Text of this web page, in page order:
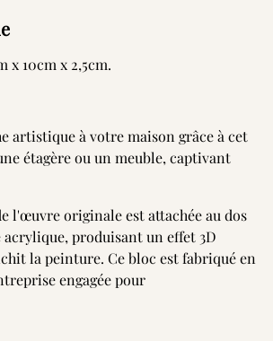
x 10cm x 2,5cm.
artistique à votre maison grâce à cet
étagère ou un meuble, captivant
l'œuvre originale est attachée au dos
produisant un effet 3D
la peinture. Ce bloc est fabriqué en
engagée pour